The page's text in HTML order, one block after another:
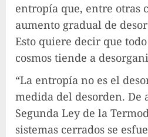
entropía que, entre otras
aumento gradual de
Esto quiere decir que
cosmos tiende a
“La entropía no es el
medida del desorden. De
Segunda Ley de la
sistemas cerrados se